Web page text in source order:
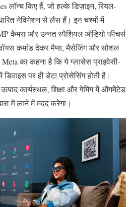
लॉन्च किए हैं, जो हल्के डिज़ाइन, रियल-
नेविगेशन से लैस हैं। इन चश्मों में
कैमरा और उन्नत स्पैशियल ऑडियो फीचर्स
वॉयस कमांड देकर मैप्स, मैसेजिंग और सोशल
का कहना है कि ये ग्लासेस प्राइवेसी-
पर ही डेटा प्रोसेसिंग होती है।
कार्यस्थल, शिक्षा और गेमिंग में ऑगमेंटेड
में लाने में मदद करेगा।